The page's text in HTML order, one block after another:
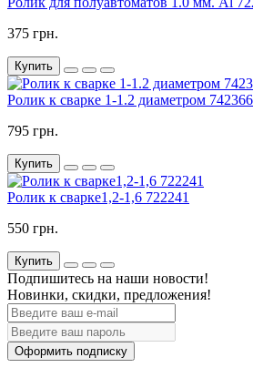
375 грн.
Купить
Ролик к сварке 1-1.2 диаметром 742366
795 грн.
Купить
Ролик к сварке1,2-1,6 722241
550 грн.
Купить
Подпишитесь на наши новости!
Новинки, скидки, предложения!
Оформить подписку